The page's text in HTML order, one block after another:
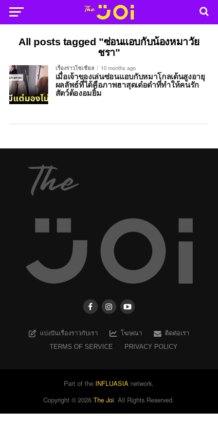
All posts tagged "ซ่อนแอบกับน้องหมาวัย
ชรา"
เรื่องราวโซเชียล 10 months ago
เมื่อเจ้าของเล่นซ่อนแอบกับหมาโกลเด้นสูงอายุ
ผลลัพธ์ที่ได้คือภาพฮาสุดเด๋อด๋าที่ทำให้คนรัก
สัตว์ต้องอมยิ้ม
แบ่งปันเรื่องราวกับเรา โฆษณา
ติดต่อเรา
TERMS OF SERVICE
PRIVACY POLICY
Part of the INFLUASIA network.
Copyright ©2026 The Joi. All Rights Reserved.